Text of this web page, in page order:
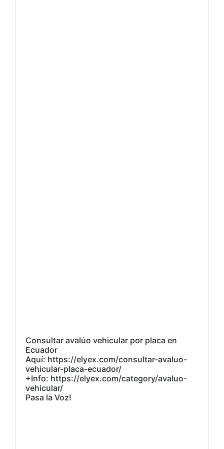
Consultar avalúo vehicular por placa en
Ecuador
Aquí: https://elyex.com/consultar-avaluo-
vehicular-placa-ecuador/
+Info: https://elyex.com/category/avaluo-
vehicular/
Pasa la Voz!